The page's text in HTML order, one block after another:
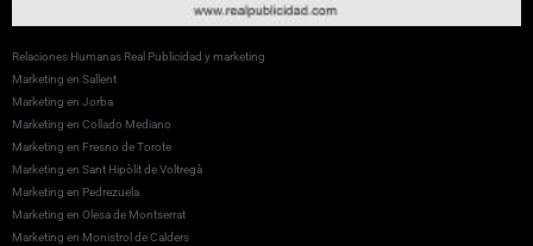
Relaciones Humanas Real Publicidad y marketing
Marketing en Sallent
Marketing en Jorba
Marketing en Collado Mediano
Marketing en Fresno de Torote
Marketing en Sant Hipòlit de Voltregà
Marketing en Pedrezuela
Marketing en Olesa de Montserrat
Marketing en Monistrol de Calders